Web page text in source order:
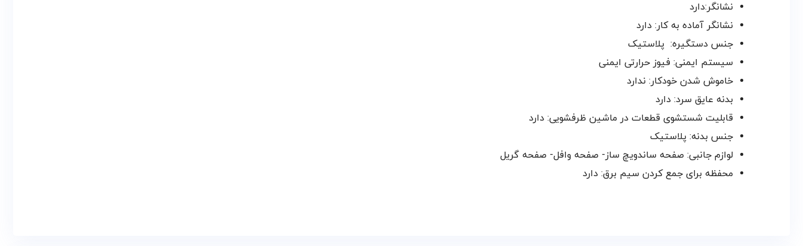
نشانگر:دارد
نشانگر آماده به کار: دارد
جنس دستگیره: پلاستیک
سیستم ایمنی: فیوز حرارتی ایمنی
خاموش شدن خودکار: ندارد
بدنه عایق سرد: دارد
قابلیت شستشوی قطعات در ماشین ظرفشویی: دارد
جنس بدنه: پلاستیک
لوازم جانبی: صفحه ساندویچ ساز- صفحه وافل- صفحه گریل
محفظه برای جمع كردن سیم برق: دارد